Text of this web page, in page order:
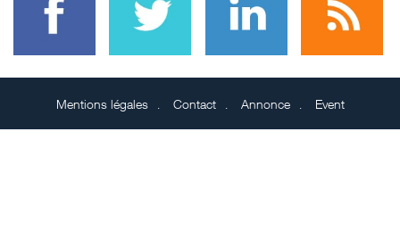
Mentions légales Contact Annonce Event